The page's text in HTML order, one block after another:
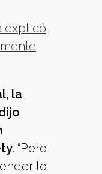
explicó
la
. “Pero
lo